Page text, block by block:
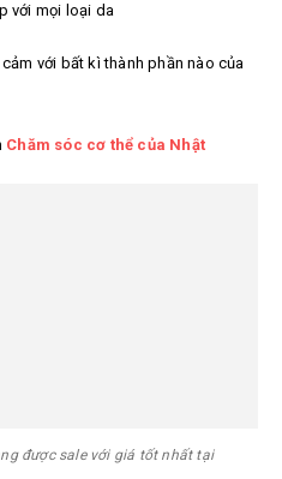
với mọi loại da
với bất kì thành phần nào của
Chăm sóc cơ thể của Nhật
được sale với giá tốt nhất tại